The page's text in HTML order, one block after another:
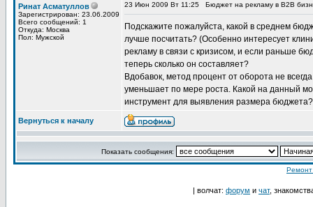
Ринат Асматуллов
Зарегистрирован: 23.06.2009
Всего сообщений: 1
Откуда: Москва
Пол: Мужской
23 Июн 2009 Вт 11:25 Бюджет на рекламу в B2B
Подскажите пожалуйста, какой в среднем
лучше посчитать? (Особенно интересует
рекламу в связи с кризисом, и если раньше
теперь сколько он составляет?
Вдобавок, метод процент от оборота не
уменьшает по мере роста. Какой на данный
инструмент для выявления размера бюджета?
Вернуться к началу
Показать сообщения:
Ремонт
| волчат: форум и чат,